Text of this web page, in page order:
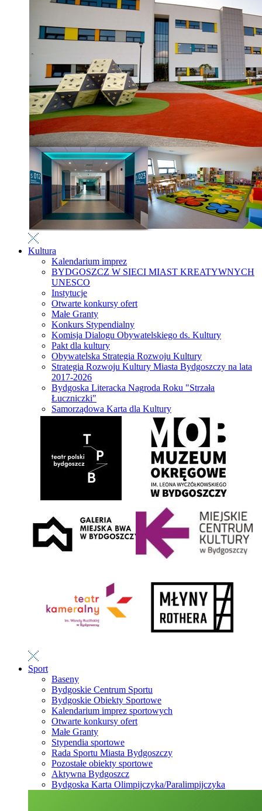
Kultura
Kalendarium imprez
BYDGOSZCZ W SIECI MIAST KREATYWNYCH
UNESCO
Instytucje
Otwarte konkursy ofert
Małe Granty
Konkurs Stypendialny
Komisja Dialogu Obywatelskiego ds. Kultury
Pakt dla kultury
Obywatelska Strategia Rozwoju Kultury
Strategia Rozwoju Kultury Miasta Bydgoszczy na lata
2017-2026
Bydgoska Literacka Nagroda Roku "Strzała
Łuczniczki"
Samorządowa Karta dla Kultury
Sport
Baseny
Bydgoskie Centrum Sportu
Bydgoskie Obiekty Sportowe
Kalendarium imprez sportowych
Otwarte konkursy ofert
Małe Granty
Stypendia sportowe
Rada Sportu Miasta Bydgoszczy
Pozostałe obiekty sportowe
Aktywna Bydgoszcz
Bydgoska Karta Olimpijczyka/Paralimpijczyka